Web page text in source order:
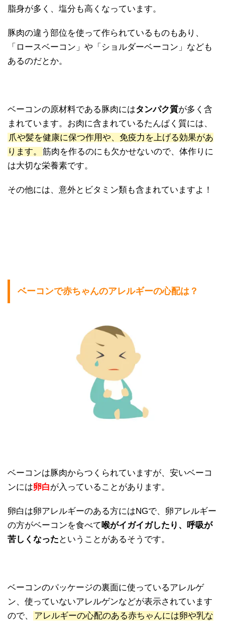
脂身が多く、塩分も高くなっています。
豚肉の違う部位を使って作られているものもあり、
「ロースベーコン」や「ショルダーベーコン」なども
あるのだとか。
ベーコンの原材料である豚肉にはタンパク質が多く含
まれています。お肉に含まれているたんぱく質には、
爪や髪を健康に保つ作用や、免疫力を上げる効果があ
ります。
筋肉を作るのにも欠かせないので、体作りに
は大切な栄養素です。
その他には、意外とビタミン類も含まれていますよ！
ベーコンで赤ちゃんのアレルギーの心配は？
ベーコンは豚肉からつくられていますが、安いベーコ
ンには卵白が入っていることがあります。
卵白は卵アレルギーのある方にはNGで、卵アレルギー
の方がベーコンを食べて喉がイガイガしたり、呼吸が
苦しくなった ということがあるそうです。
ベーコンのパッケージの裏面に使っているアレルゲ
ン、使っていないアレルゲンなどが表示されています
ので、
アレルギーの心配のある赤ちゃんには卵や乳な